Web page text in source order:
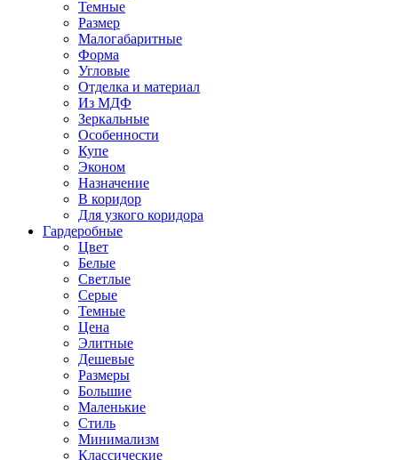
Темные
Размер
Малогабаритные
Форма
Угловые
Отделка и материал
Из МДФ
Зеркальные
Особенности
Купе
Эконом
Назначение
В коридор
Для узкого коридора
Гардеробные
Цвет
Белые
Светлые
Серые
Темные
Цена
Элитные
Дешевые
Размеры
Большие
Маленькие
Стиль
Минимализм
Классические